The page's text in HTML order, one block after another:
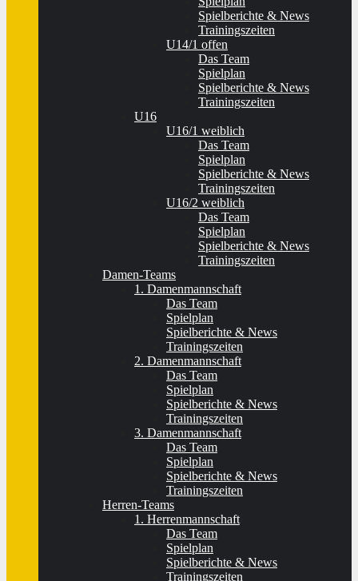
Spielberichte & News
Trainingszeiten
U14/1 offen
Das Team
Spielplan
Spielberichte & News
Trainingszeiten
U16
U16/1 weiblich
Das Team
Spielplan
Spielberichte & News
Trainingszeiten
U16/2 weiblich
Das Team
Spielplan
Spielberichte & News
Trainingszeiten
Damen-Teams
1. Damenmannschaft
Das Team
Spielplan
Spielberichte & News
Trainingszeiten
2. Damenmannschaft
Das Team
Spielplan
Spielberichte & News
Trainingszeiten
3. Damenmannschaft
Das Team
Spielplan
Spielberichte & News
Trainingszeiten
Herren-Teams
1. Herrenmannschaft
Das Team
Spielplan
Spielberichte & News
Trainingszeiten